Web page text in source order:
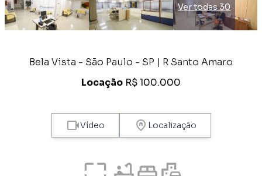
Ver todas 30
Bela Vista - São Paulo - SP | R Santo Amaro
Locação R$ 100.000
Vídeo Localização